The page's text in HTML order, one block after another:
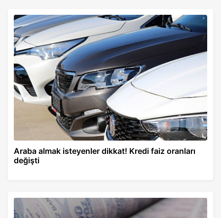
Araba almak isteyenler dikkat! Kredi faiz oranları
değişti